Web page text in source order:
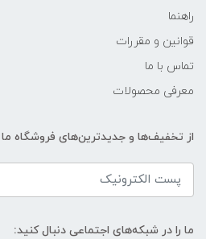
راهنما
قوانین و مقررات
تماس با ما
معرفی محصولات
از تخفیف‌ها و جدیدترین‌های فروشگاه ما
ما را در شبکه‌های اجتماعی دنبال کنید: